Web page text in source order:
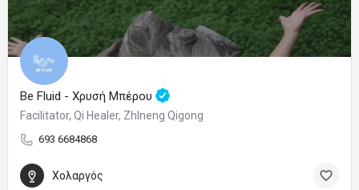
Be Fluid - Χρυσή Μπέρου
Facilitator, Qi Healer, ZhIneng Qigong
693 6684868
Χολαργός